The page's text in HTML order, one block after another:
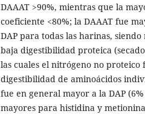
DAAAT >90%, mientras que la
coeficiente <80%; la DAAAT fue
DAP para todas las harinas,
baja digestibilidad proteica
las cuales el nitrógeno no
digestibilidad de aminoácidos
fue en general mayor a la DAP
mayores para histidina y